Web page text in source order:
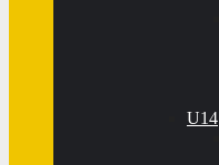
U14